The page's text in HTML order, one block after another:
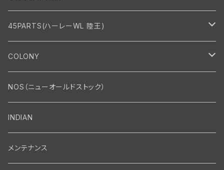
45PARTS(ハーレーWL 陸王)
エンジン
エンジン・シリンダーヘッド
バルブ・タペット関係
マフラー・インテーク・キャブレター
マフラー関係
インテーク・キャブレター関係
エレクトリカル
ジェネレーター関係
駆動系
COLONY
Bolt・Nut
Nut
Screw
Front End・Rear End
Wheel-Brake
Motor
NOS（ニューオールドストック）
INDIAN
メンテナンス